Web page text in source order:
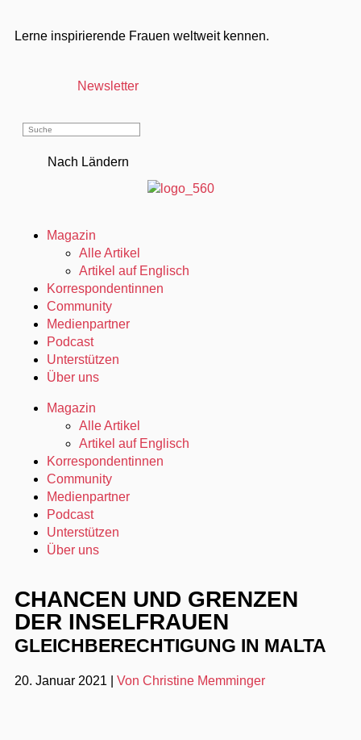
Lerne inspirierende Frauen weltweit kennen.
Newsletter
Nach Ländern
Magazin
Alle Artikel
Artikel auf Englisch
Korrespondentinnen
Community
Medienpartner
Podcast
Unterstützen
Über uns
Magazin
Alle Artikel
Artikel auf Englisch
Korrespondentinnen
Community
Medienpartner
Podcast
Unterstützen
Über uns
CHANCEN UND GRENZEN
DER INSELFRAUEN
GLEICHBERECHTIGUNG IN MALTA
20. Januar 2021 Von Christine Memminger